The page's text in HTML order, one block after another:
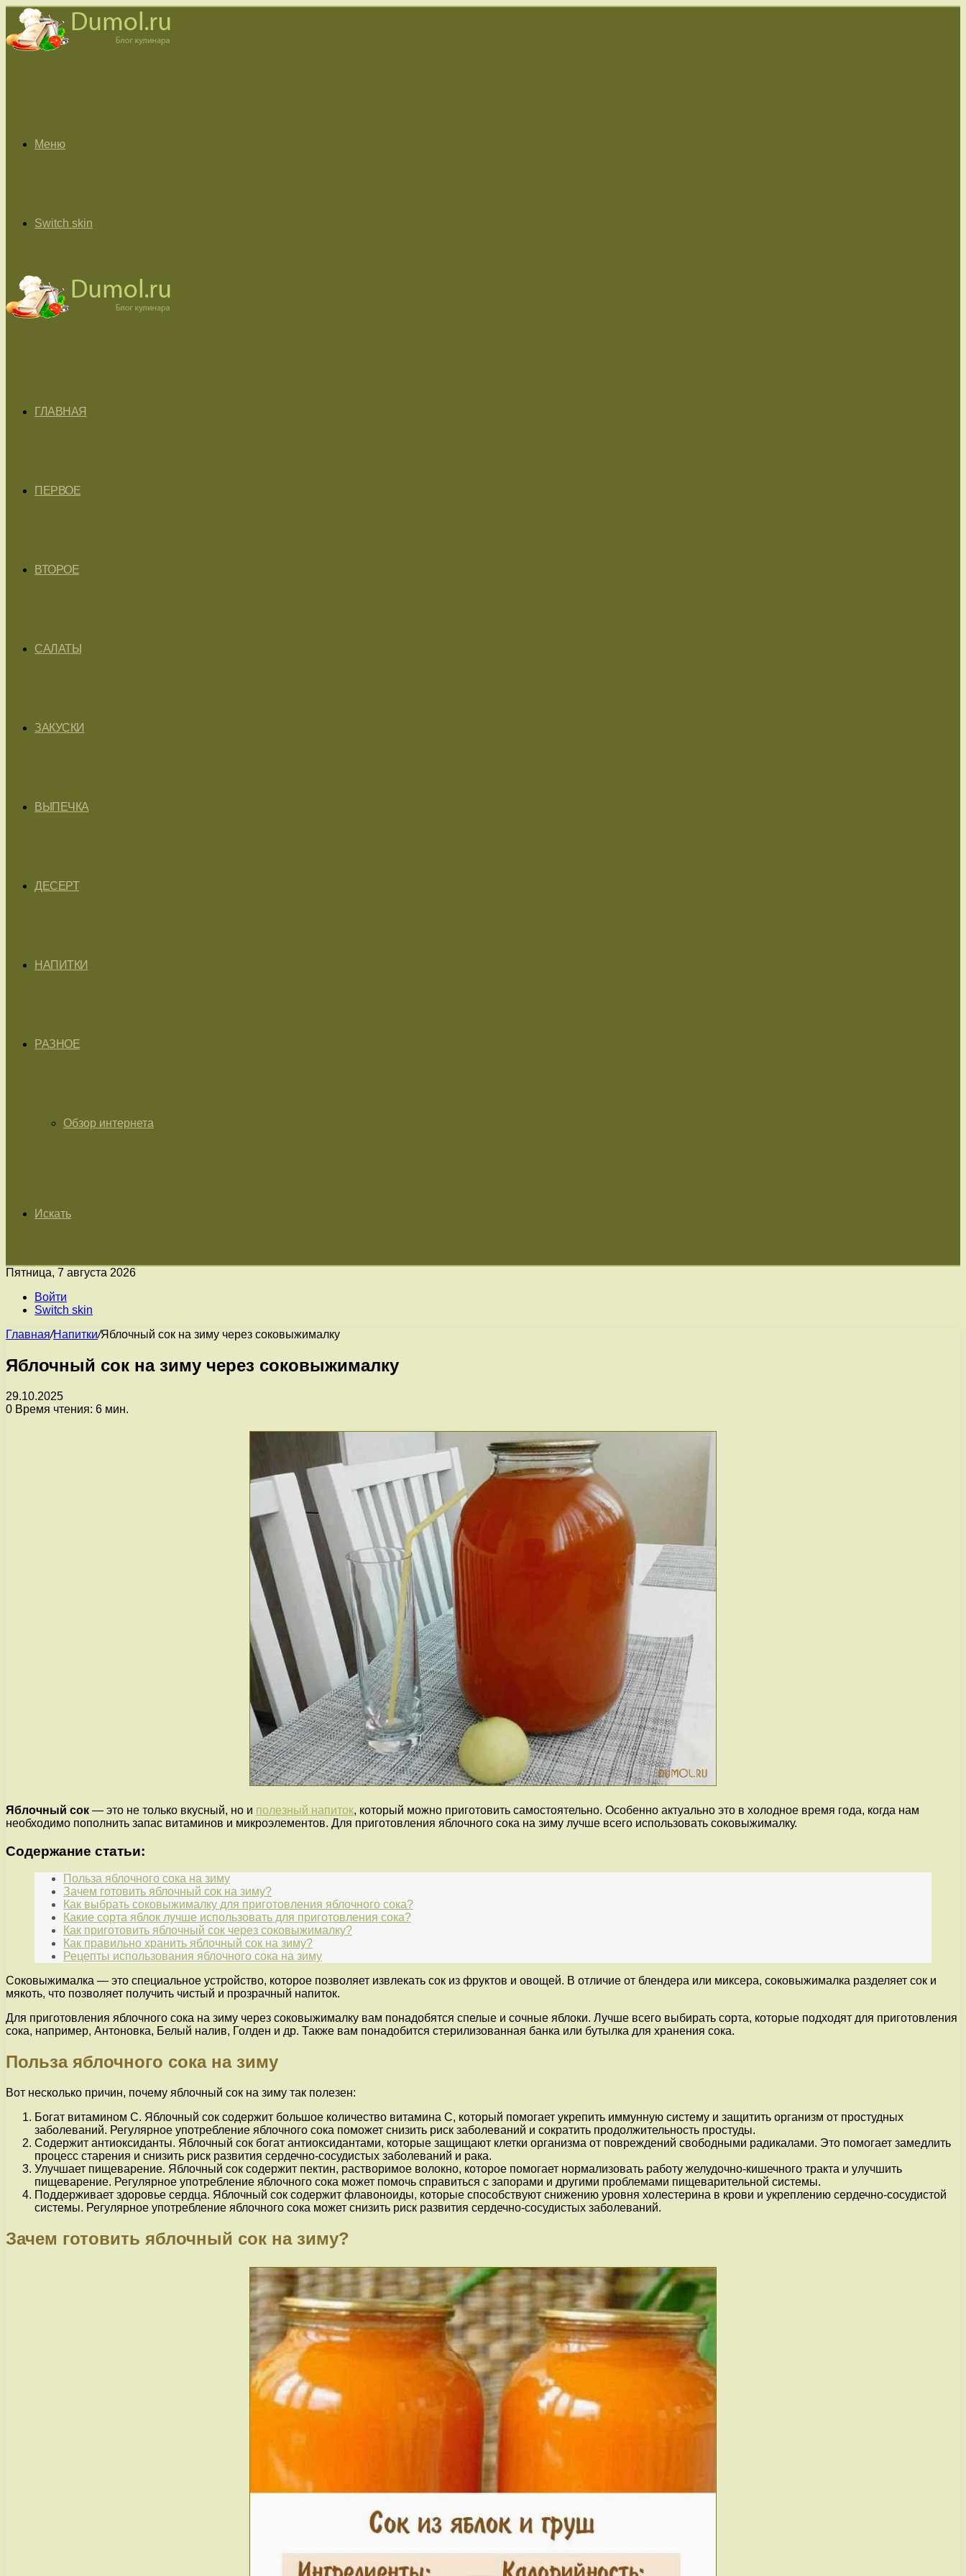
Меню
Switch skin
ГЛАВНАЯ
ПЕРВОЕ
ВТОРОЕ
САЛАТЫ
ЗАКУСКИ
ВЫПЕЧКА
ДЕСЕРТ
НАПИТКИ
РАЗНОЕ
Обзор интернета
Искать
Пятница, 7 августа 2026
Войти
Switch skin
Главная/Напитки/Яблочный сок на зиму через соковыжималку
Яблочный сок на зиму через соковыжималку
29.10.2025
0 Время чтения: 6 мин.
Яблочный сок — это не только вкусный, но и полезный напиток, который можно приготовить самостоятельно. Особенно актуально это в холодное время года, когда нам
необходимо пополнить запас витаминов и микроэлементов. Для приготовления яблочного сока на зиму лучше всего использовать соковыжималку.
Содержание статьи:
Польза яблочного сока на зиму
Зачем готовить яблочный сок на зиму?
Как выбрать соковыжималку для приготовления яблочного сока?
Какие сорта яблок лучше использовать для приготовления сока?
Как приготовить яблочный сок через соковыжималку?
Как правильно хранить яблочный сок на зиму?
Рецепты использования яблочного сока на зиму
Соковыжималка — это специальное устройство, которое позволяет извлекать сок из фруктов и овощей. В отличие от блендера или миксера, соковыжималка разделяет сок и
мякоть, что позволяет получить чистый и прозрачный напиток.
Для приготовления яблочного сока на зиму через соковыжималку вам понадобятся спелые и сочные яблоки. Лучше всего выбирать сорта, которые подходят для приготовления
сока, например, Антоновка, Белый налив, Голден и др. Также вам понадобится стерилизованная банка или бутылка для хранения сока.
Польза яблочного сока на зиму
Вот несколько причин, почему яблочный сок на зиму так полезен:
Богат витамином C. Яблочный сок содержит большое количество витамина C, который помогает укрепить иммунную систему и защитить организм от простудных
заболеваний. Регулярное употребление яблочного сока поможет снизить риск заболеваний и сократить продолжительность простуды.
Содержит антиоксиданты. Яблочный сок богат антиоксидантами, которые защищают клетки организма от повреждений свободными радикалами. Это помогает замедлить
процесс старения и снизить риск развития сердечно-сосудистых заболеваний и рака.
Улучшает пищеварение. Яблочный сок содержит пектин, растворимое волокно, которое помогает нормализовать работу желудочно-кишечного тракта и улучшить
пищеварение. Регулярное употребление яблочного сока может помочь справиться с запорами и другими проблемами пищеварительной системы.
Поддерживает здоровье сердца. Яблочный сок содержит флавоноиды, которые способствуют снижению уровня холестерина в крови и укреплению сердечно-сосудистой
системы. Регулярное употребление яблочного сока может снизить риск развития сердечно-сосудистых заболеваний.
Зачем готовить яблочный сок на зиму?